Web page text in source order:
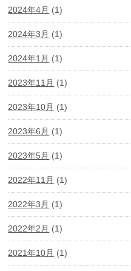
2024年4月 (1)
2024年3月 (1)
2024年1月 (1)
2023年11月 (1)
2023年10月 (1)
2023年6月 (1)
2023年5月 (1)
2022年11月 (1)
2022年3月 (1)
2022年2月 (1)
2021年10月 (1)